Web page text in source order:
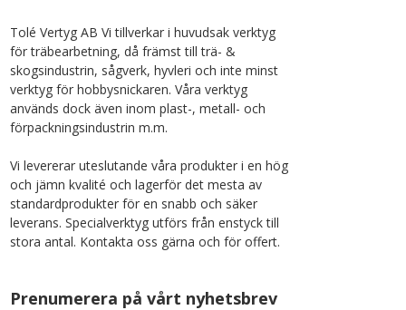
Tolé Vertyg AB Vi tillverkar i huvudsak verktyg
för träbearbetning, då främst till trä- &
skogsindustrin, sågverk, hyvleri och inte minst
verktyg för hobbysnickaren. Våra verktyg
används dock även inom plast-, metall- och
förpackningsindustrin m.m.
Vi levererar uteslutande våra produkter i en hög
och jämn kvalité och lagerför det mesta av
standardprodukter för en snabb och säker
leverans. Specialverktyg utförs från enstyck till
stora antal. Kontakta oss gärna och för offert.
Prenumerera på vårt nyhetsbrev